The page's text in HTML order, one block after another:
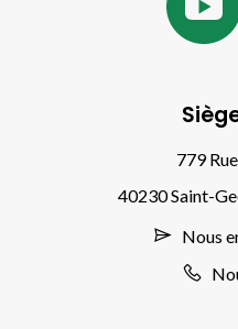
779
40230 Saint-
Nous